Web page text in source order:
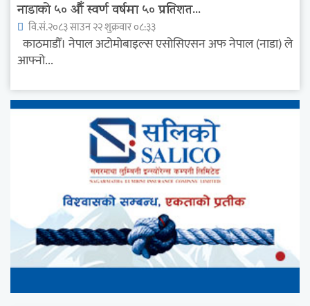
नाडाको ५० औँ स्वर्ण वर्षमा ५० प्रतिशत...
वि.सं.२०८३ साउन २२ शुक्रवार ०८:३३
काठमाडौँ। नेपाल अटोमोबाइल्स एसोसिएसन अफ नेपाल (नाडा) ले
आफ्नो...